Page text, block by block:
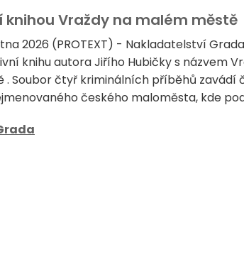
Vraždy na malém městě
2026 (PROTEXT) - Nakladatelství
knihu autora Jiřího Hubičky s názvem
. Soubor čtyř kriminálních příběhů zavádí
českého maloměsta, kde